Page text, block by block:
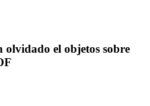
olvidado el objetos sobre